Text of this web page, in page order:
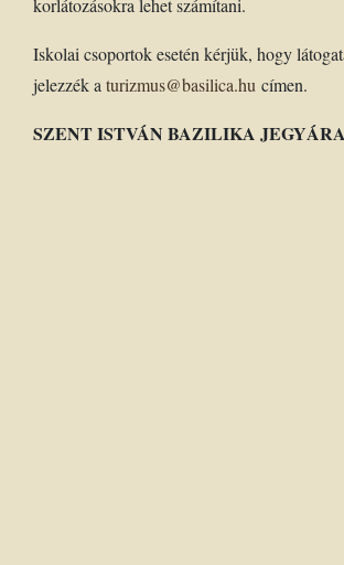
korlátozásokra lehet számítani.
Iskolai csoportok esetén kérjük, hogy
jelezzék a turizmus@basilica.hu címen.
SZENT ISTVÁN BAZILIKA